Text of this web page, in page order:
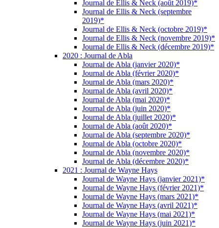
Journal de Ellis & Neck (août 2019)*
Journal de Ellis & Neck (septembre
2019)*
Journal de Ellis & Neck (octobre 2019)*
Journal de Ellis & Neck (novembre 2019)*
Journal de Ellis & Neck (décembre 2019)*
2020 : Journal de Abla
Journal de Abla (janvier 2020)*
Journal de Abla (février 2020)*
Journal de Abla (mars 2020)*
Journal de Abla (avril 2020)*
Journal de Abla (mai 2020)*
Journal de Abla (juin 2020)*
Journal de Abla (juillet 2020)*
Journal de Abla (août 2020)*
Journal de Abla (septembre 2020)*
Journal de Abla (octobre 2020)*
Journal de Abla (novembre 2020)*
Journal de Abla (décembre 2020)*
2021 : Journal de Wayne Hays
Journal de Wayne Hays (janvier 2021)*
Journal de Wayne Hays (février 2021)*
Journal de Wayne Hays (mars 2021)*
Journal de Wayne Hays (avril 2021)*
Journal de Wayne Hays (mai 2021)*
Journal de Wayne Hays (juin 2021)*